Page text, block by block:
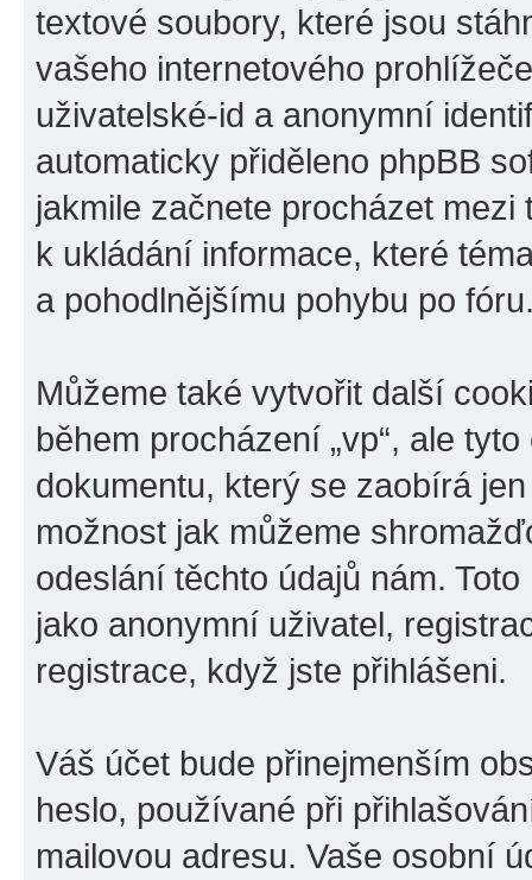
textové soubory, které jsou
vašeho internetového
uživatelské-id a anonymní
automaticky přiděleno phpBB
jakmile začnete procházet mezi
k ukládání informace, které
a pohodlnějšímu pohybu po
Můžeme také vytvořit další
během procházení „vp“, ale
dokumentu, který se zaobírá
možnost jak můžeme
odeslání těchto údajů nám.
jako anonymní uživatel,
registrace, když jste přihlášeni.
Váš účet bude přinejmenším
heslo, používané při
mailovou adresu. Vaše osobní